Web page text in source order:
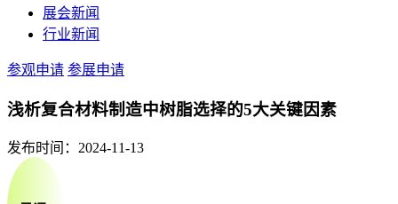
展会新闻
行业新闻
参观申请 参展申请
浅析复合材料制造中树脂选择的5大关键因素
发布时间：2024-11-13